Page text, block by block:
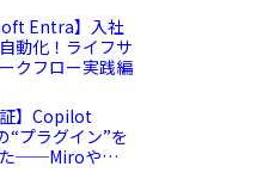
Entra】入社
動化！ライフサ
クフロー実践編
証】Copilot
“プラグイン”を
た──Miroや